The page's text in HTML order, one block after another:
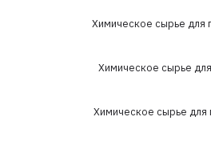
Химическое сырье для
Химическое сырье
Химическое сырье для